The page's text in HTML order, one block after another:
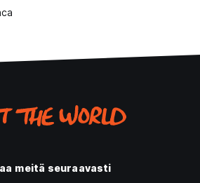
meitä seuraavasti